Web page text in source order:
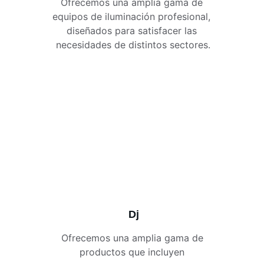
Dj
Ofrecemos una amplia gama de
equipos de iluminación profesional,
diseñados para satisfacer las
necesidades de distintos sectores.
Ofrecemos una amplia gama de
productos que incluyen